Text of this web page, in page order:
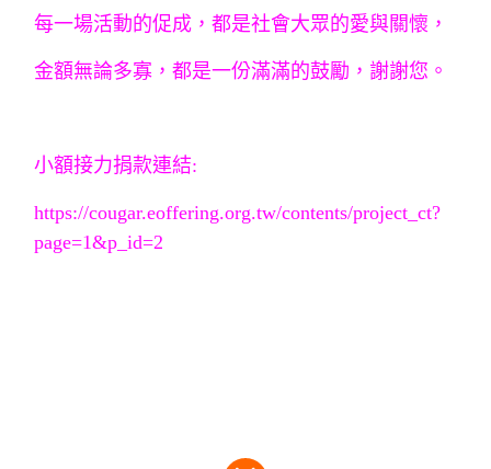
每一場活動的促成，都是社會大眾的愛與關懷，
金額無論多寡，都是一份滿滿的鼓勵，謝謝您。
小額接力捐款連結:
https://cougar.eoffering.org.tw/contents/project_ct?
page=1&p_id=2